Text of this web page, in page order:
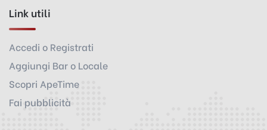
Link utili
Accedi o Registrati
Aggiungi Bar o Locale
Scopri ApeTime
Fai pubblicità